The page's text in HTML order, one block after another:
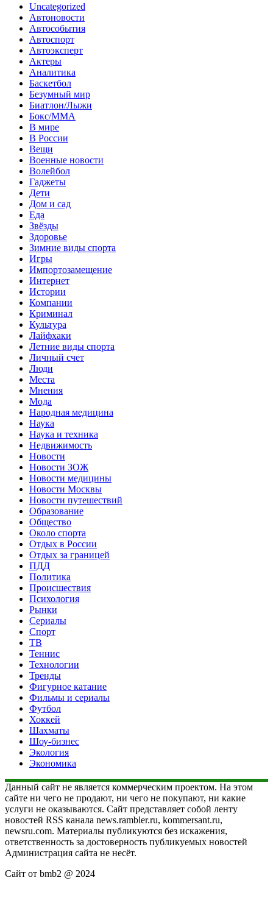
Uncategorized
Автоновости
Автособытия
Автоспорт
Автоэксперт
Актеры
Аналитика
Баскетбол
Безумный мир
Биатлон/Лыжи
Бокс/MMA
В мире
В России
Вещи
Военные новости
Волейбол
Гаджеты
Дети
Дом и сад
Еда
Звёзды
Здоровье
Зимние виды спорта
Игры
Импортозамещение
Интернет
Истории
Компании
Криминал
Культура
Лайфхаки
Летние виды спорта
Личный счет
Люди
Места
Мнения
Мода
Народная медицина
Наука
Наука и техника
Недвижимость
Новости
Новости ЗОЖ
Новости медицины
Новости Москвы
Новости путешествий
Образование
Общество
Около спорта
Отдых в России
Отдых за границей
ПДД
Политика
Происшествия
Психология
Рынки
Сериалы
Спорт
ТВ
Теннис
Технологии
Тренды
Фигурное катание
Фильмы и сериалы
Футбол
Хоккей
Шахматы
Шоу-бизнес
Экология
Экономика
Данный сайт не является коммерческим проектом. На этом
сайте ни чего не продают, ни чего не покупают, ни какие
услуги не оказываются. Сайт представляет собой ленту
новостей RSS канала news.rambler.ru, kommersant.ru,
newsru.com. Материалы публикуются без искажения,
ответственность за достоверность публикуемых новостей
Администрация сайта не несёт.
Сайт от bmb2 @ 2024